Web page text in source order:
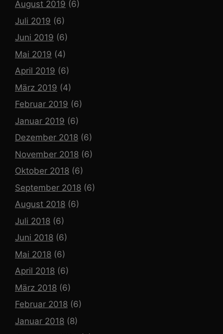
August 2019 (6)
Juli 2019 (6)
Juni 2019 (6)
Mai 2019 (4)
April 2019 (6)
März 2019 (4)
Februar 2019 (6)
Januar 2019 (6)
Dezember 2018 (6)
November 2018 (6)
Oktober 2018 (6)
September 2018 (6)
August 2018 (6)
Juli 2018 (6)
Juni 2018 (6)
Mai 2018 (6)
April 2018 (6)
März 2018 (6)
Februar 2018 (6)
Januar 2018 (8)